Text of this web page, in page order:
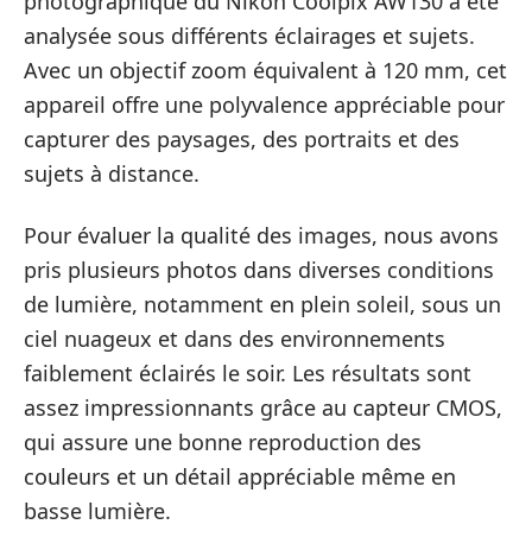
analysée sous différents éclairages et sujets.
Avec un objectif zoom équivalent à 120 mm, cet
appareil offre une polyvalence appréciable pour
capturer des paysages, des portraits et des
sujets à distance.
Pour évaluer la qualité des images, nous avons
pris plusieurs photos dans diverses conditions
de lumière, notamment en plein soleil, sous un
ciel nuageux et dans des environnements
faiblement éclairés le soir. Les résultats sont
assez impressionnants grâce au capteur CMOS,
qui assure une bonne reproduction des
couleurs et un détail appréciable même en
basse lumière.